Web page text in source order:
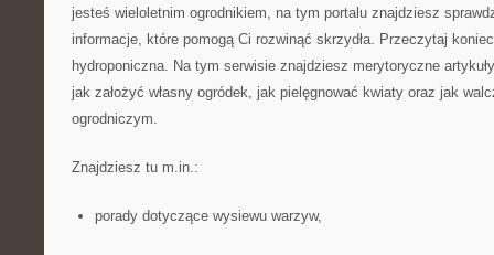
jesteś wieloletnim ogrodnikiem, na tym portalu znajdziesz
informacje, które pomogą Ci rozwinąć skrzydła. Przeczytaj
hydroponiczna. Na tym serwisie znajdziesz merytoryczne
jak założyć własny ogródek, jak pielęgnować kwiaty oraz jak
ogrodniczym.
Znajdziesz tu m.in.:
porady dotyczące wysiewu warzyw,